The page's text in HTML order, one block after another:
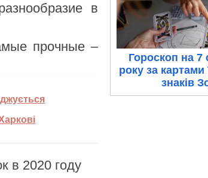
в
прочные –
в 2020 году
Гороскоп на 7
року за
знаків